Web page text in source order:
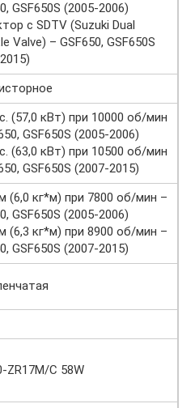
GSF650S (2005-2006)
с SDTV (Suzuki Dual
Valve) – GSF650, GSF650S
(57,0 кВт) при 10000 об/мин
GSF650S (2005-2006)
(63,0 кВт) при 10500 об/мин
GSF650S (2007-2015)
(6,0 кг*м) при 7800 об/мин –
GSF650S (2005-2006)
(6,3 кг*м) при 8900 об/мин –
GSF650S (2007-2015)
ZR17M/C 58W